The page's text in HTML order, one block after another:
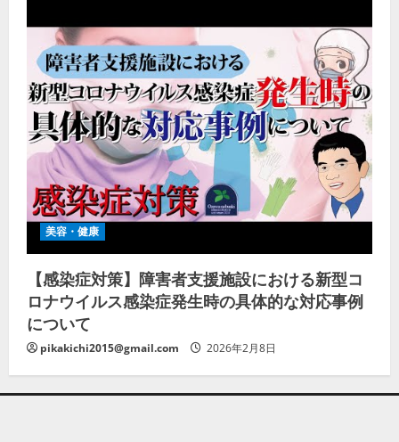
美容・健康
【感染症対策】障害者支援施設における新型コ
ロナウイルス感染症発生時の具体的な対応事例
について
pikakichi2015@gmail.com 2026年2月8日